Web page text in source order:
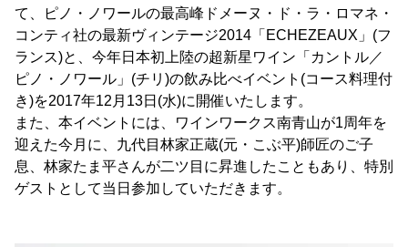
て、ピノ・ノワールの最高峰ドメーヌ・ド・ラ・ロマネ・
コンティ社の最新ヴィンテージ2014「ECHEZEAUX」(フ
ランス)と、今年日本初上陸の超新星ワイン「カントル／
ピノ・ノワール」(チリ)の飲み比べイベント(コース料理付
き)を2017年12月13日(水)に開催いたします。
また、本イベントには、ワインワークス南青山が1周年を
迎えた今月に、九代目林家正蔵(元・こぶ平)師匠のご子
息、林家たま平さんが二ツ目に昇進したこともあり、特別
ゲストとして当日参加していただきます。